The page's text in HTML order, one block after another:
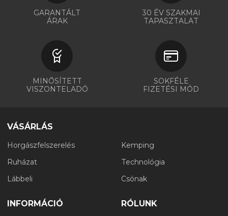
GARANTÁLT
ÁRAK
30 ÉV SZAKMAI
TAPASZTALAT
MINŐSÍTETT
VISZONTELADÓ
SOKFÉLE
FIZETÉSI MÓD
VÁSÁRLÁS
Horgászfelszerelés
Ruházat
Lábbeli
Kemping
Technológia
Csónak
INFORMÁCIÓ RÓLUNK